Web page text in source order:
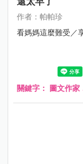
作者：帕帕珍
看媽媽這麼難受／
關鍵字： 圖文作家